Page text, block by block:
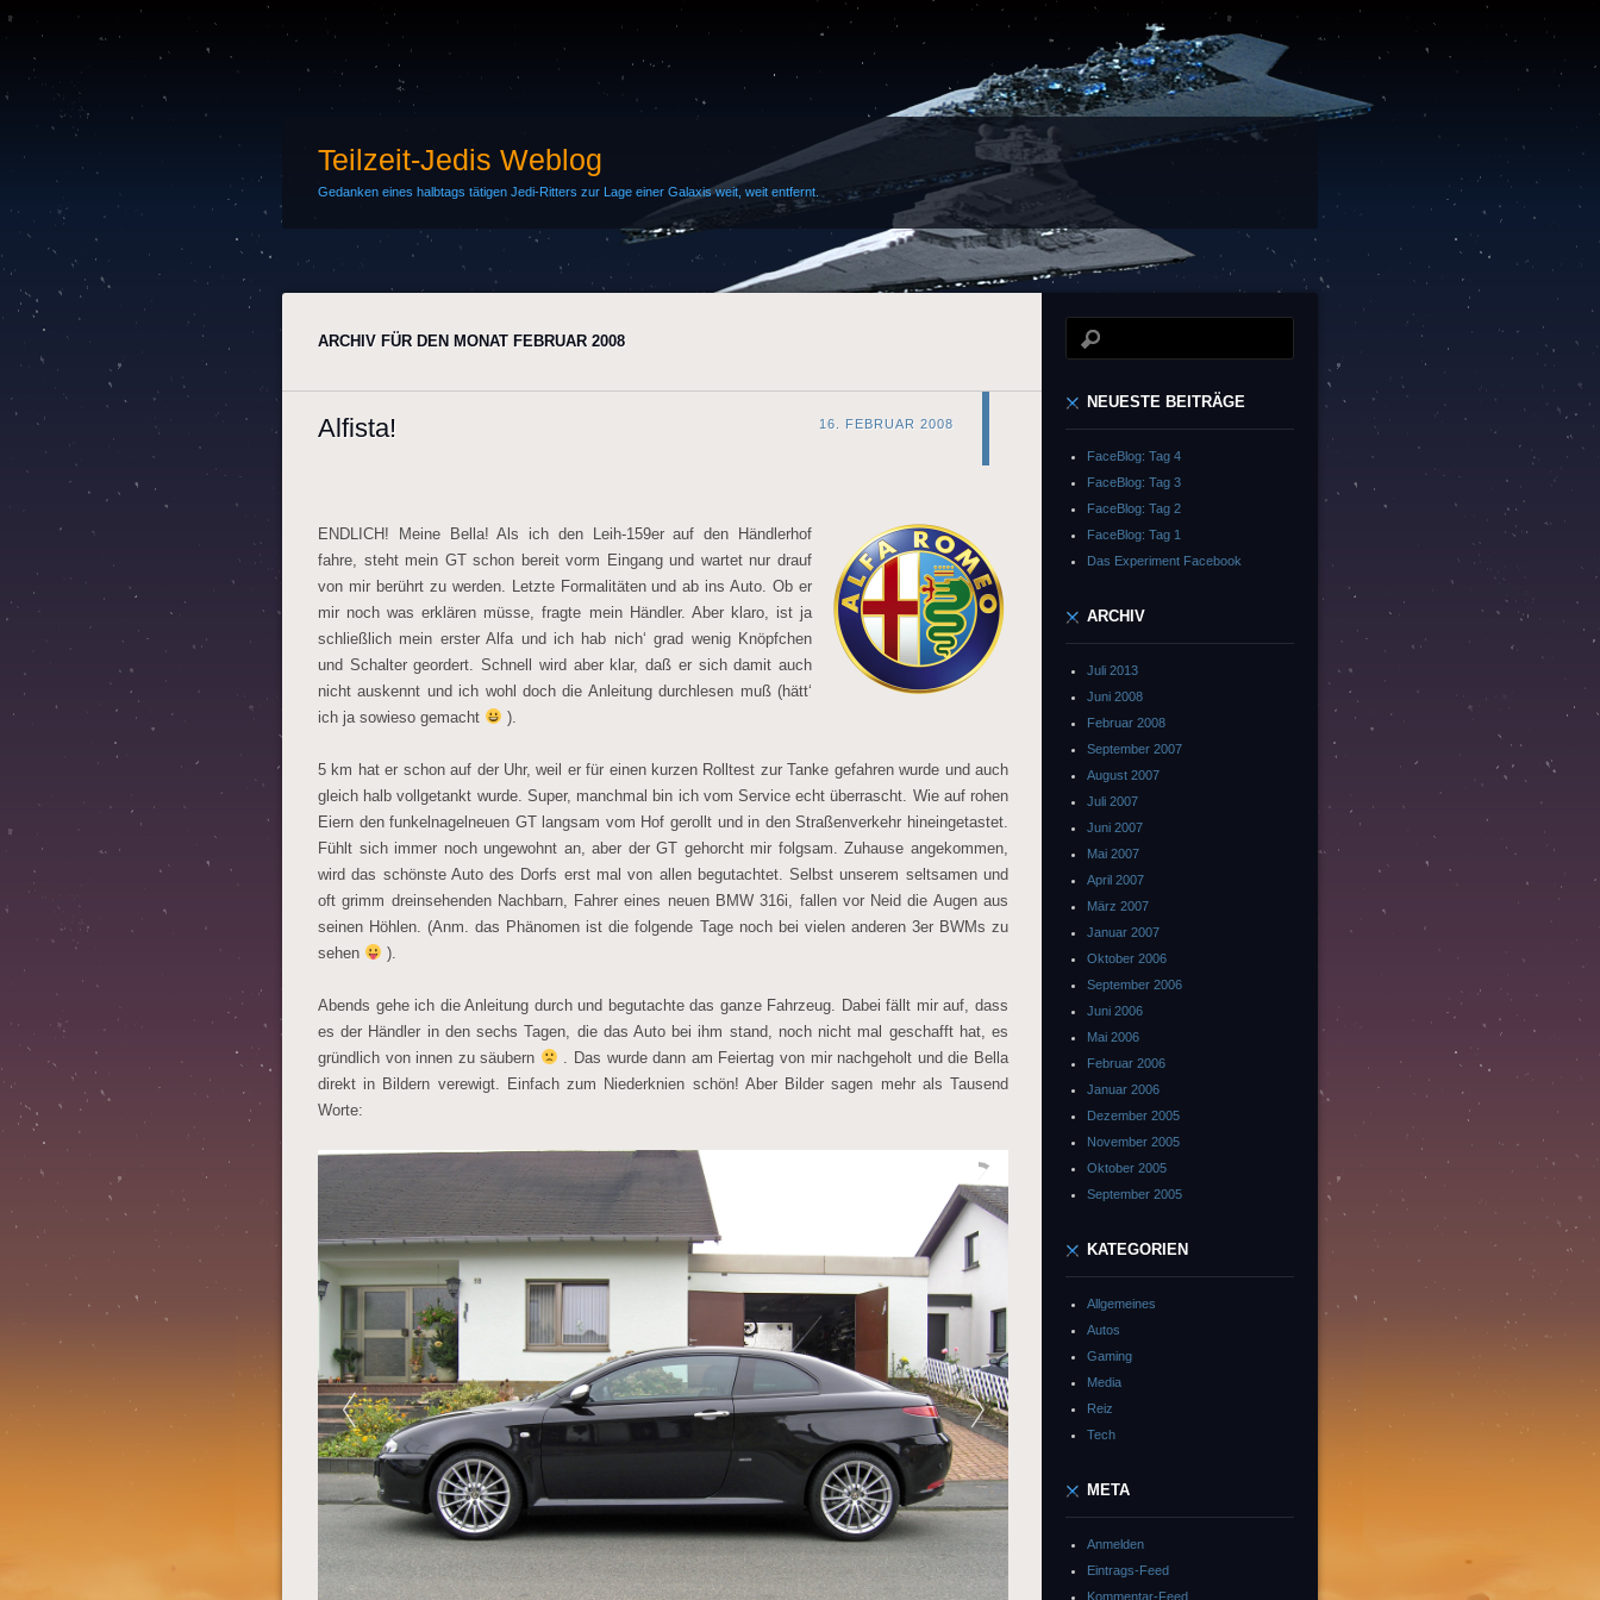
Teilzeit-Jedis Weblog
Gedanken eines halbtags tätigen Jedi-Ritters zur Lage einer Galaxis weit, weit entfernt.
ARCHIV FÜR DEN MONAT FEBRUAR 2008
16. FEBRUAR 2008
Alfista!
ENDLICH! Meine Bella! Als ich den Leih-159er auf den Händlerhof
fahre, steht mein GT schon bereit vorm Eingang und wartet nur drauf
von mir berührt zu werden. Letzte Formalitäten und ab ins Auto. Ob er
mir noch was erklären müsse, fragte mein Händler. Aber klaro, ist ja
schließlich mein erster Alfa und ich hab nich‘ grad wenig Knöpfchen
und Schalter geordert. Schnell wird aber klar, daß er sich damit auch
nicht auskennt und ich wohl doch die Anleitung durchlesen muß (hätt‘
ich ja sowieso gemacht
).
5 km hat er schon auf der Uhr, weil er für einen kurzen Rolltest zur Tanke gefahren wurde und auch
gleich halb vollgetankt wurde. Super, manchmal bin ich vom Service echt überrascht. Wie auf rohen
Eiern den funkelnagelneuen GT langsam vom Hof gerollt und in den Straßenverkehr hineingetastet.
Fühlt sich immer noch ungewohnt an, aber der GT gehorcht mir folgsam. Zuhause angekommen,
wird das schönste Auto des Dorfs erst mal von allen begutachtet. Selbst unserem seltsamen und
oft grimm dreinsehenden Nachbarn, Fahrer eines neuen BMW 316i, fallen vor Neid die Augen aus
seinen Höhlen. (Anm. das Phänomen ist die folgende Tage noch bei vielen anderen 3er BWMs zu
sehen
).
Abends gehe ich die Anleitung durch und begutachte das ganze Fahrzeug. Dabei fällt mir auf, dass
es der Händler in den sechs Tagen, die das Auto bei ihm stand, noch nicht mal geschafft hat, es
gründlich von innen zu säubern
. Das wurde dann am Feiertag von mir nachgeholt und die Bella
direkt in Bildern verewigt. Einfach zum Niederknien schön! Aber Bilder sagen mehr als Tausend
Worte:
NEUESTE BEITRÄGE
FaceBlog: Tag 4
FaceBlog: Tag 3
FaceBlog: Tag 2
FaceBlog: Tag 1
Das Experiment Facebook
ARCHIV
Juli 2013
Juni 2008
Februar 2008
September 2007
August 2007
Juli 2007
Juni 2007
Mai 2007
April 2007
März 2007
Januar 2007
Oktober 2006
September 2006
Juni 2006
Mai 2006
Februar 2006
Januar 2006
Dezember 2005
November 2005
Oktober 2005
September 2005
KATEGORIEN
Allgemeines
Autos
Gaming
Media
Reiz
Tech
META
Anmelden
Eintrags-Feed
Kommentar-Feed